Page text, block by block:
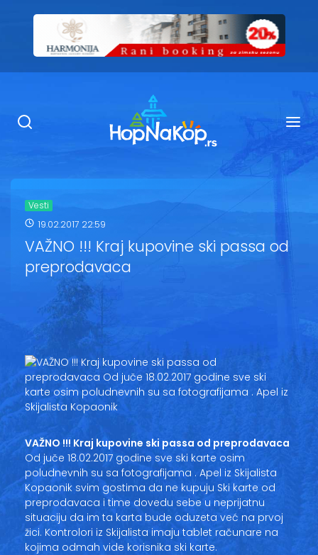
Ugostiteljstvo
Kop Info
Oglasi
Galerija
Copyright© 2020
Vesti
19.02.2017 22:59
VAŽNO !!! Kraj kupovine ski passa od
preprodavaca
VAŽNO !!! Kraj kupovine ski passa od preprodavaca
Od juče 18.02.2017 godine sve ski karte osim
poludnevnih su sa fotografijama . Apel iz Skijalista
Kopaonik svim gostima da ne kupuju Ski karte od
preprodavaca i time dovedu sebe u neprijatnu
situaciju da im ta karta bude oduzeta već na prvoj
žici. Kontrolori iz Skijalista imaju tablet računare na
kojima odmah vide korisnika ski karte.